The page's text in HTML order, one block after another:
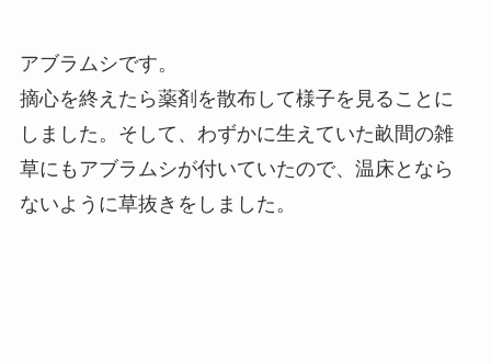
アブラムシです。
摘心を終えたら薬剤を散布して様子を見ることに
しました。そして、わずかに生えていた畝間の雑
草にもアブラムシが付いていたので、温床となら
ないように草抜きをしました。